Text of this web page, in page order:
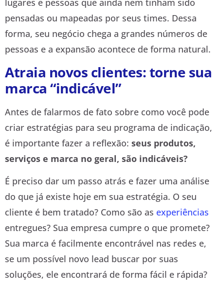
lugares e pessoas que ainda nem tinham sido
pensadas ou mapeadas por seus times. Dessa
forma, seu negócio chega a grandes números de
pessoas e a expansão acontece de forma natural.
Atraia novos clientes: torne sua
marca “indicável”
Antes de falarmos de fato sobre como você pode
criar estratégias para seu programa de indicação,
é importante fazer a reflexão: seus produtos,
serviços e marca no geral, são indicáveis?
É preciso dar um passo atrás e fazer uma análise
do que já existe hoje em sua estratégia. O seu
cliente é bem tratado? Como são as experiências
entregues? Sua empresa cumpre o que promete?
Sua marca é facilmente encontrável nas redes e,
se um possível novo lead buscar por suas
soluções, ele encontrará de forma fácil e rápida?